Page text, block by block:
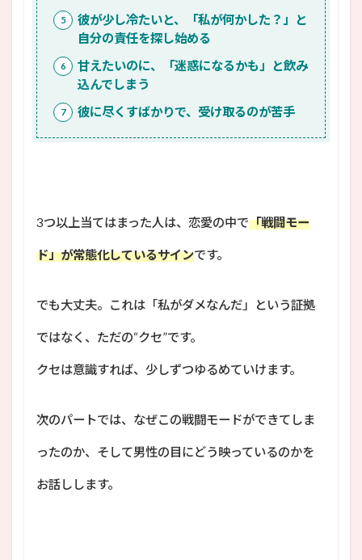
彼が少し冷たいと、「私が何かした？」と
自分の責任を探し始める
甘えたいのに、「迷惑になるかも」と飲み
込んでしまう
彼に尽くすばかりで、受け取るのが苦手
3つ以上当てはまった人は、恋愛の中で「戦闘モー
ド」が常態化しているサインです。
でも大丈夫。これは「私がダメなんだ」という証拠
ではなく、ただの“クセ”です。
クセは意識すれば、少しずつゆるめていけます。
次のパートでは、なぜこの戦闘モードができてしま
ったのか、そして男性の目にどう映っているのかを
お話しします。